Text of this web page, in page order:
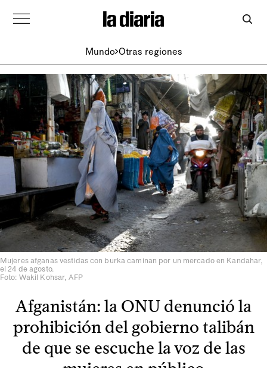
Mundo Otras regiones
Mujeres afganas vestidas con burka caminan por un mercado en Kandahar,
el 24 de agosto.
Foto: Wakil Kohsar, AFP
Afganistán: la ONU denunció la
prohibición del gobierno talibán
de que se escuche la voz de las